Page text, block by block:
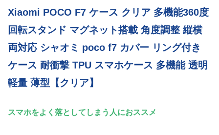
Xiaomi POCO F7 ケース クリア 多機能360度
回転スタンド マグネット搭載 角度調整 縦横
両対応 シャオミ poco f7 カバー リング付き
ケース 耐衝撃 TPU スマホケース 多機能 透明
軽量 薄型【クリア】
スマホをよく落としてしまう人におススメ